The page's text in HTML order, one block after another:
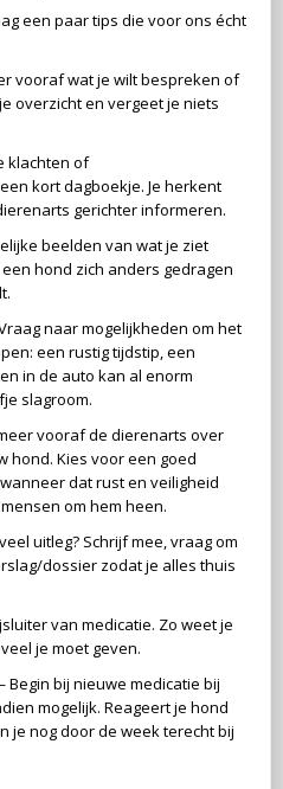
een paar tips die voor ons écht
vooraf wat je wilt bespreken of
overzicht en vergeet je niets
klachten of
kort dagboekje. Je herkent
gerichter informeren.
beelden van wat je ziet
hond zich anders gedragen
Vraag naar mogelijkheden om het
een rustig tijdstip, een
in de auto kan al enorm
slagroom.
vooraf de dierenarts over
hond. Kies voor een goed
dat rust en veiligheid
om hem heen.
veel uitleg? Schrijf mee, vraag om
dossier zodat je alles thuis
van medicatie. Zo weet je
je moet geven.
— Begin bij nieuwe medicatie bij
mogelijk. Reageert je hond
je nog door de week terecht bij